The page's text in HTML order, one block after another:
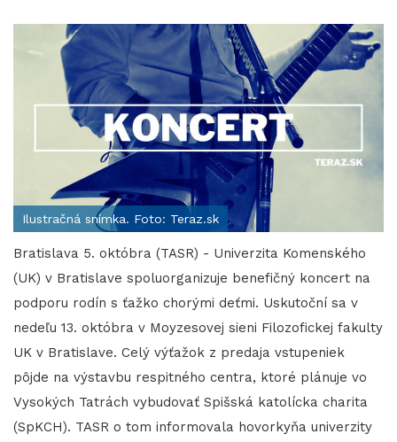
Ilustračná snímka. Foto: Teraz.sk
Bratislava 5. októbra (TASR) - Univerzita Komenského
(UK) v Bratislave spoluorganizuje benefičný koncert na
podporu rodín s ťažko chorými deťmi. Uskutoční sa v
nedeľu 13. októbra v Moyzesovej sieni Filozofickej fakulty
UK v Bratislave. Celý výťažok z predaja vstupeniek
pôjde na výstavbu respitného centra, ktoré plánuje vo
Vysokých Tatrách vybudovať Spišská katolícka charita
(SpKCH). TASR o tom informovala hovorkyňa univerzity